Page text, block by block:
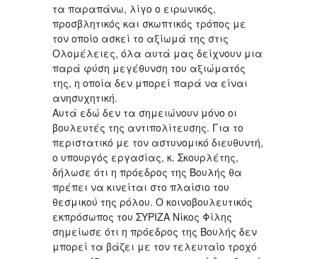
τα παραπάνω, λίγο ο ειρωνικός,
προσβλητικός και σκωπτικός τρόπος με
τον οποίο ασκεί το αξίωμά της στις
Ολομέλειες, όλα αυτά μας δείχνουν μια
παρά φύση μεγέθυνση του αξιώματός
της, η οποία δεν μπορεί παρά να είναι
ανησυχητική.
Αυτά εδώ δεν τα σημειώνουν μόνο οι
βουλευτές της αντιπολίτευσης. Για το
περιστατικό με τον αστυνομικό διευθυντή,
ο υπουργός εργασίας, κ. Σκουρλέτης,
δήλωσε ότι η πρόεδρος της Βουλής θα
πρέπει να κινείται στο πλαίσιο του
θεσμικού της ρόλου. Ο κοινοβουλευτικός
εκπρόσωπος του ΣΥΡΙΖΑ Νίκος Φίλης
σημείωσε ότι η πρόεδρος της Βουλής δεν
μπορεί τα βάζει με τον τελευταίο τροχό